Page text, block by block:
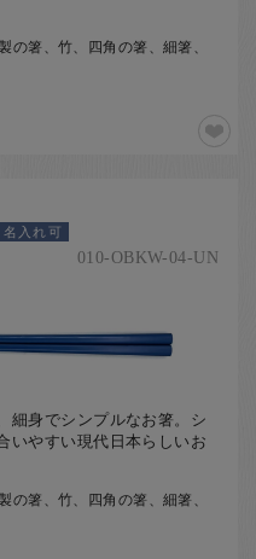
の箸、竹、四角の箸、細箸、
名入れ可
010-OBKW-04-UN
細身でシンプルなお箸。シ
いやすい現代日本らしいお
の箸、竹、四角の箸、細箸、